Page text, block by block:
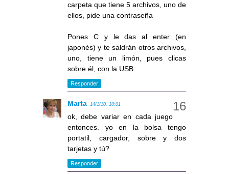
carpeta que tiene 5 archivos, uno de
ellos, pide una contraseña
Pones C y le das al enter (en
japonés) y te saldrán otros archivos,
uno, tiene un limón, pues clicas
sobre él, con la USB
Responder
Marta 14/1/10, 10:01
ok, debe variar en cada juego
entonces. yo en la bolsa tengo
portatil, cargador, sobre y dos
tarjetas y tú?
Responder